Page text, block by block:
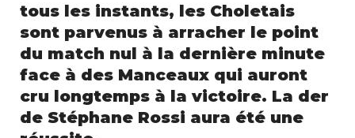
tous les instants, les Choletais
sont parvenus à arracher le point
du match nul à la dernière minute
face à des Manceaux qui auront
cru longtemps à la victoire. La der
de Stéphane Rossi aura été une